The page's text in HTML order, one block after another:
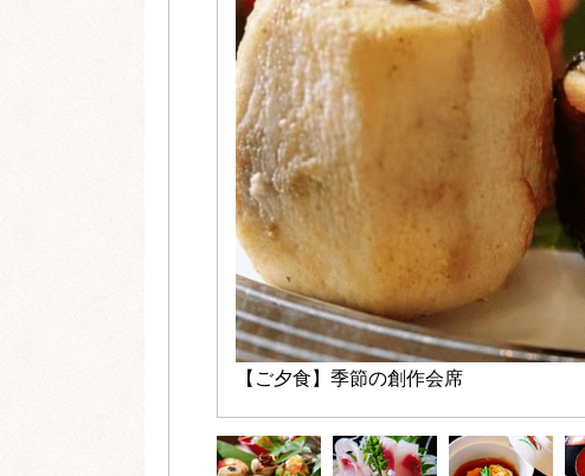
【ご夕食】季節の創作会席